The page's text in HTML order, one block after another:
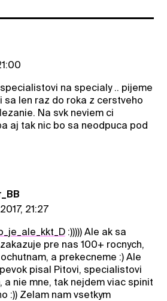
na specialy .. pijeme
sa len raz do roka z cerstveho
Na svk neviem ci
aj tak nic bo sa neodpuca pod
21:27
:))))) Ale ak sa
pre nas 100+ rocnych,
a prekecneme :) Ale
pisal Pitovi, specialistovi
a nie mne, tak nejdem viac spinit
:)) Zelam nam vsetkym